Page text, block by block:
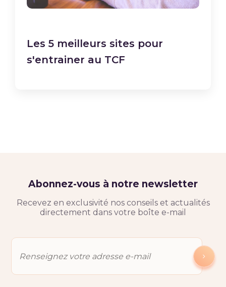
Les 5 meilleurs sites pour
s'entrainer au TCF
Abonnez-vous à notre newsletter
Recevez en exclusivité nos conseils et actualités
directement dans votre boîte e-mail